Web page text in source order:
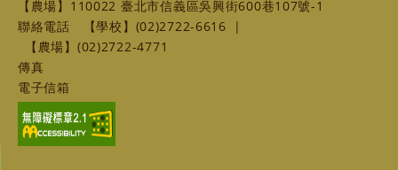
【農場】110022 臺北市信義區吳興街600巷107號-1
聯絡電話
【學校】(02)2722-6616
|
【農場】(02)2722-4771
傳真
電子信箱